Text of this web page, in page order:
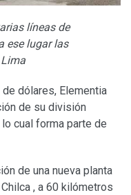
líneas de
ese lugar las
dólares, Elementia
de su división
cual forma parte de
de una nueva planta
, a 60 kilómetros